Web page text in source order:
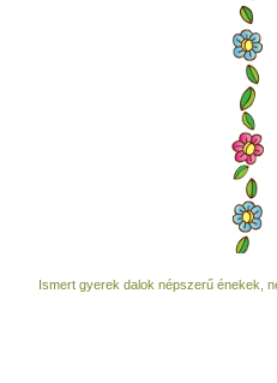
Ismert gyerek dalok népszerű énekek,